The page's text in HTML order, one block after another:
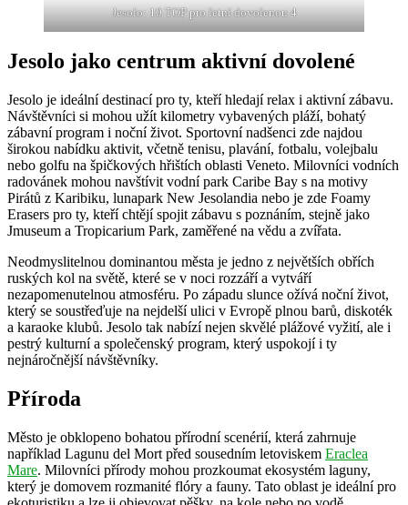
Jesolo: 10 TOP pro letní dovolenou 4
Jesolo jako centrum aktivní dovolené
Jesolo je ideální destinací pro ty, kteří hledají relax i aktivní zábavu.
Návštěvníci si mohou užít kilometry vybavených pláží, bohatý
zábavní program i noční život. Sportovní nadšenci zde najdou
širokou nabídku aktivit, včetně tenisu, plavání, fotbalu, volejbalu
nebo golfu na špičkových hřištích oblasti Veneto. Milovníci vodních
radovánek mohou navštívit vodní park Caribe Bay s na motivy
Pirátů z Karibiku, lunapark New Jesolandia nebo je zde Foamy
Erasers pro ty, kteří chtějí spojit zábavu s poznáním, stejně jako
Jmuseum a Tropicarium Park, zaměřené na vědu a zvířata.
Neodmyslitelnou dominantou města je jedno z největších obřích
ruských kol na světě, které se v noci rozzáří a vytváří
nezapomenutelnou atmosféru. Po západu slunce ožívá noční život,
který se soustřeďuje na nejdelší ulici v Evropě plnou barů, diskoték
a karaoke klubů. Jesolo tak nabízí nejen skvělé plážové vyžití, ale i
pestrý kulturní a společenský program, který uspokojí i ty
nejnáročnější návštěvníky.
Příroda
Město je obklopeno bohatou přírodní scenérií, která zahrnuje
například Lagunu del Mort před sousedním letoviskem Eraclea
Mare. Milovníci přírody mohou prozkoumat ekosystém laguny,
který je domovem rozmanité flóry a fauny. Tato oblast je ideální pro